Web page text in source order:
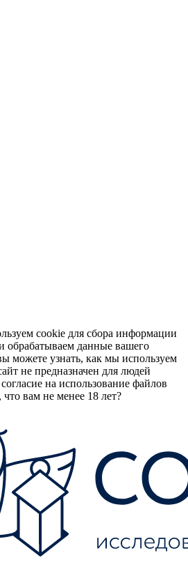
cookie для сбора информации
обрабатываем данные вашего
можете узнать, как мы используем
не предназначен для людей
на использование файлов
вам не менее 18 лет?